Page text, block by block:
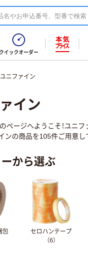
クイックオーダー
ユニファイン
イン
ページへようこそ！ユニ
ンの商品を105件ご用意し
から選ぶ
包
セロハンテープ
（6）